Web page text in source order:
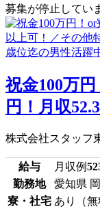
募集が停止してい
祝金100万
円！月収
株式会社スタッフ
給与 月収例
勤務地
愛知県
寮・社宅 あり（無